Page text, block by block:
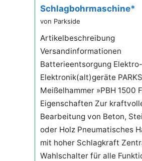
Schlagbohrmaschine*
von Parkside
Artikelbeschreibung
Versandinformationen
Batterieentsorgung
Elektronik(alt)geräte
Meißelhammer »PBH 1500
Eigenschaften Zur
Bearbeitung von Beton,
oder Holz Pneumatisches
mit hoher Schlagkraft
Wahlschalter für alle